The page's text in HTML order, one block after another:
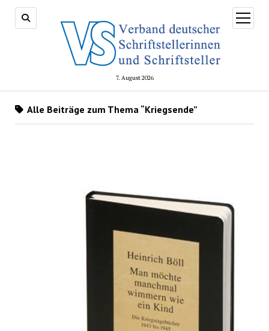
7. August 2026
Menü
öffnen
Alle Beiträge zum Thema “Kriegsende”